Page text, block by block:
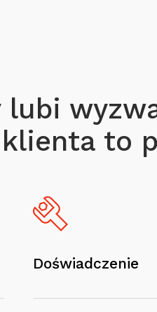
lubi
to
Doświadczenie